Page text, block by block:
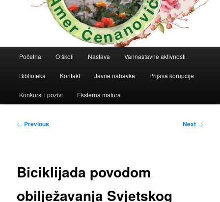
Početna O školi Nastava Vannastavne aktivnosti
Biblioteka Kontakt Javne nabavke Prijava korupcije
Konkursi i pozivi Eksterna matura
Post
← Previous Next →
Biciklijada povodom
obilježavanja Svjetskog